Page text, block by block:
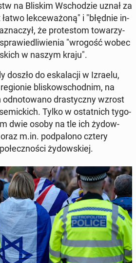
na Bliskim Wscho­dzie uznał za
lek­ce­wa­żo­ną" i "błędnie in­
że pro­te­stom to­wa­rzy­
"wrogość wobec
w naszym kraju".
doszło do eska­la­cji w Izraelu,
bli­skow­schod­nim, na
od­no­to­wa­no dra­stycz­ny wzrost
Tylko w ostat­nich ty­go­
dwie osoby na tle ich ży­dow­
m.in. pod­pa­lo­no cztery
ży­dow­skiej.